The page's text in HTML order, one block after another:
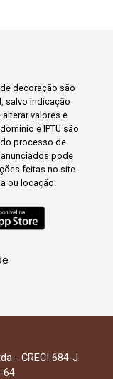
decoração são
salvo indicação
valores e
e IPTU são
processo de
pode
feitas no site
ou locação.
- CRECI 684-J
64